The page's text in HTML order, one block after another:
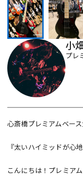
配信/ライブ機器
中古
小
プレ
心斎橋プレミアムベー
『太いハイミッドが心
こんにちは！プレミア